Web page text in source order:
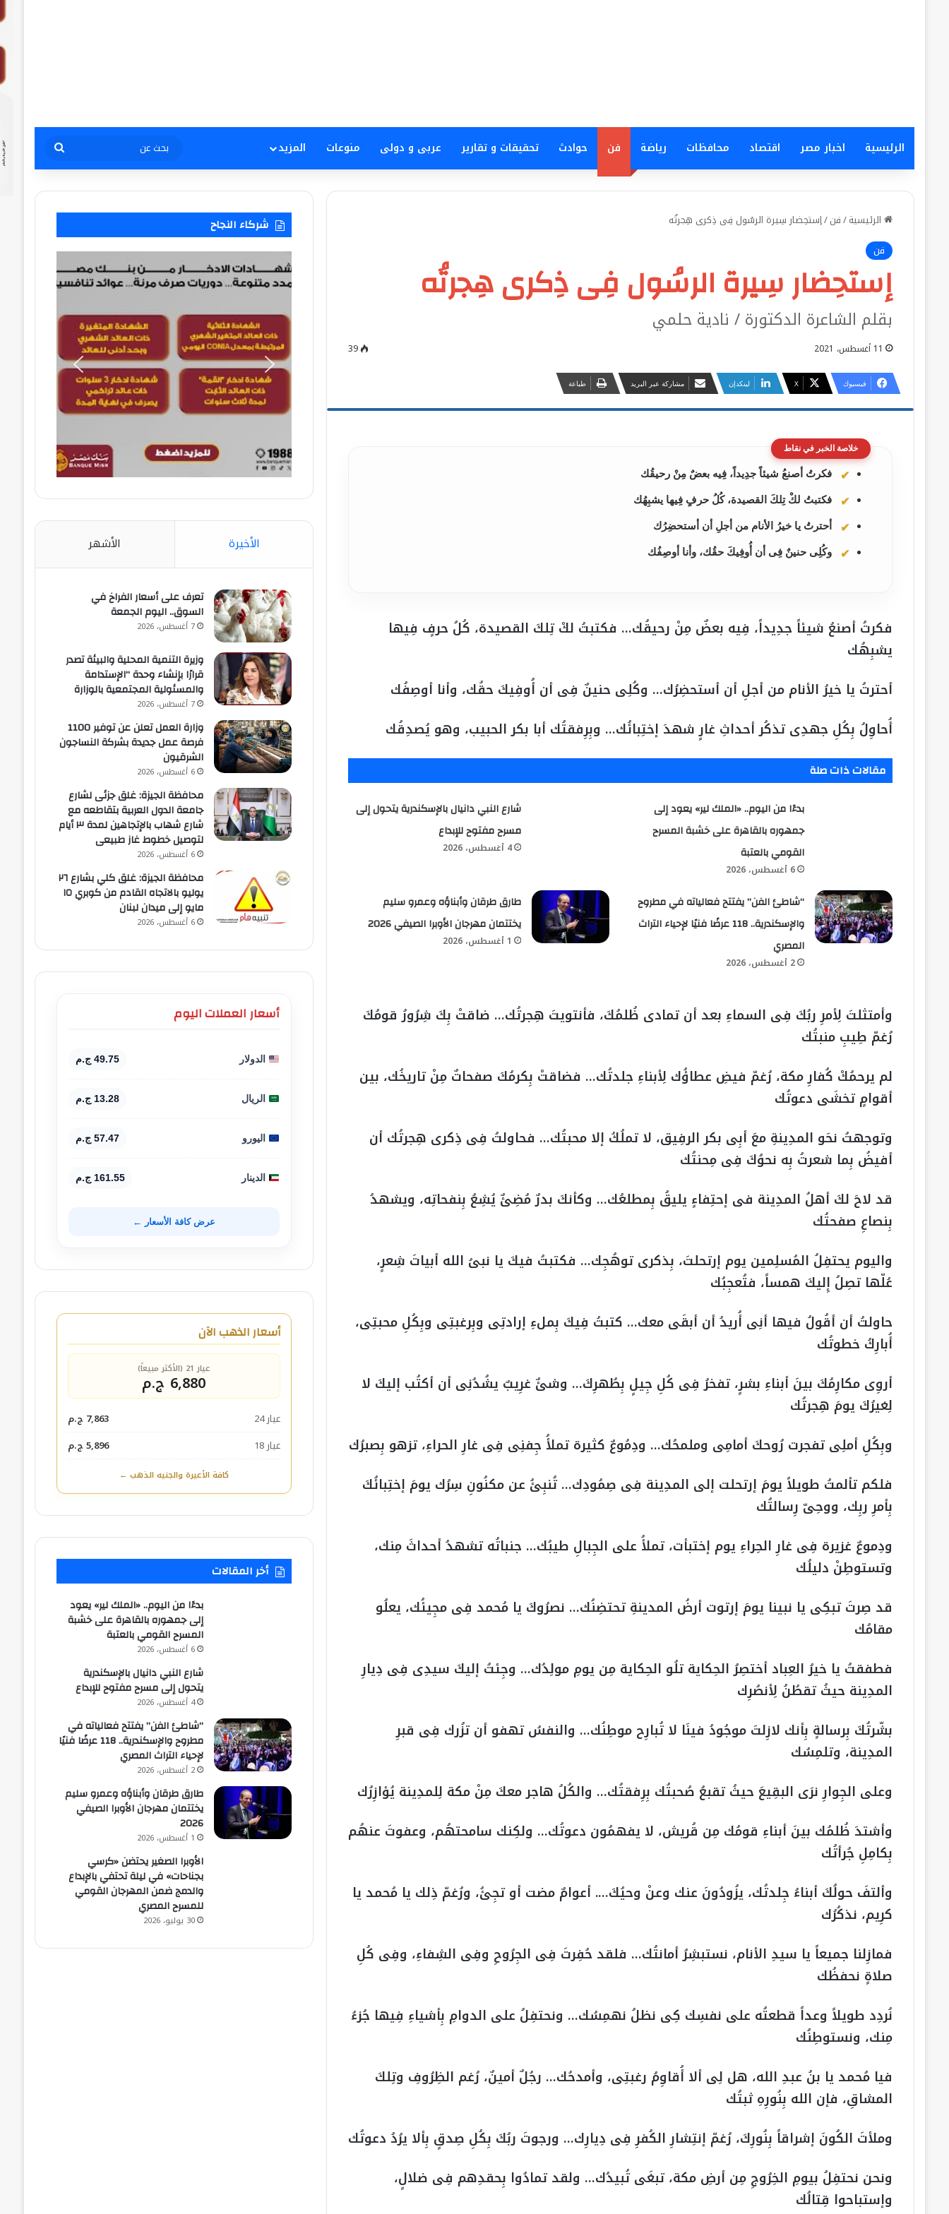
الرئيسية اخبار مصر اقتصاد محافظات رياضة فن حوادث تحقيقات و تقارير عربى و دولى منوعات المزيد
بحث
عن
الرئيسية/فن/إستحِضار سِيرة الرسُول فِى ذِكرى هِجرتُه
فن
إستحِضار سِيرة الرسُول فِى ذِكرى هِجرتُه
بقلم الشاعرة الدكتورة / نادية حلمي
11 أغسطس، 2021 39
فيسبوك ‫X لينكدإن مشاركة عبر البريد طباعة
خلاصة الخبر في نقاط
فكرتُ أصنعُ شيئاً جدِيداً، فِيه بعضٌ مِنْ رحيقُك
فكتبتُ لكْ تِلكَ القصيدة، كُلُ حرفٍ فِيها يشبِهُك
أحترتُ يا خيرُ الأنام من أجلِ أن أستحضِرُك
وكُلِى حنينٌ فِى أن أُوفِيكَ حقُك، وأنا أوصِفُك
فكرتُ أصنعُ شيئاً جدِيداً، فِيه بعضٌ مِنْ رحيقُك… فكتبتُ لكْ تِلكَ القصيدة، كُلُ حرفٍ فِيها
يشبِهُك
أحترتُ يا خيرُ الأنام من أجلِ أن أستحضِرُك… وكُلِى حنينٌ فِى أن أُوفِيكَ حقُك، وأنا أوصِفُك
أُحاوِلُ بِكُلِ جهدِى تذكُر أحداثِ غارٍ شهدَ إختِبائُك… وبِرِفقتُك أبا بكر الحبيب، وهو يُصدِقُك
مقالات ذات صلة
بدءًا من اليوم.. «الملك لير» يعود إلى
جمهوره بالقاهرة على خشبة المسرح
القومي بالعتبة
6 أغسطس، 2026
شارع النبي دانيال بالإسكندرية يتحول إلى
مسرح مفتوح للإبداع
4 أغسطس، 2026
“شاطئ الفن” يفتتح فعالياته في مطروح
والإسكندرية.. 118 عرضًا فنيًا لإحياء التراث
المصري
2 أغسطس، 2026
طارق طرقان وأبناؤه وعمرو سليم
يختتمان مهرجان الأوبرا الصيفي 2026
1 أغسطس، 2026
وأمتثلتَ لِأمرِ ربُكَ فِى السماءِ بعد أن تمادى ظُلمُكَ، فأنتويتَ هِجرتُك… ضاقتْ بِكَ شِرُورُ قومُكَ
رُغمّ طِيبِ منبتُك
لم يرحمُكْ كُفارِ مكة، رُغمّ فيضِ عطاؤُك لِأبناءِ جلدتُك… فضاقتْ بِكرمُكَ صفحاتٌ مِنْ تاريخُك، بين
أقوامٍ تخشَى دعوتُك
وتوجهتُ نحَو المدِينةِ معَ أبِى بكر الرفِيق، لا تملُكُ إلا محبتُك… فحاولتُ فِى ذِكرى هِجرتُك أن
أفيضُ بِما شعرتُ بِه نحوُكَ فِى مِحنتُك
قد لاحَ لكَ أهلُ المدِينة فى إحتِفاءٍ يليقُ بِمطلعُك… وكأنكَ بدرٌ مُضِئٌ يُشِعُ بِنفحاتِه، ويشهدُ
بِنصاعِ صفحتُك
واليوم يحتفِلُ المُسلِمين يوم إرتحلتَ، بِذكرى توهُجِك… فكتبتُ فيكَ يا نبىُ الله أبياتَ شِعرٍ،
عُلّها تصِلُ إِليكَ همساً، فتُعجِبُك
حاولتُ أن أقُولُ فيها أنِى أُريدُ أن أبقَى معك… كتبتُ فِيكَ بِملءِ إرادتِى وبِرغبتِى وبِكُلِ محبتِى،
أُبارِكُ خطوتُك
أروِى مكارِمُكَ بينَ أبناءِ بشرٍ، تفخرُ فِى كُلِ جِيلٍ بِطُهرِكَ… وشئٌ غرِيبٌ يشُدُنِى أن أكتُب إليكَ لا
لِغيرُكَ يومَ هِجرتُك
وبِكُلِ أملِى تفجرت رُوحكَ أمامِى وملمحُك… ودِمُوعٌ كثيرة تملأُ جِفنِى فِى غارِ الحراءِ، تزهو بِصبرُك
فلكم تألمتُ طويلاً يومَ إرتحلت إلى المدِينة فِى صِمُودِك… تُنبِئُ عن مكنُونِ سِرُك يومَ إختِبائُكَ
بِأمرِ ربِك، ووحِىّ رِسالتُك
ودِموعٌ غزيرة فِى غارِ الحِراءِ يوم إختبأت، تملأُ على الجِبالِ طيبُك… جنباتُه تشهدُ أحداثَ مِنك،
وتستوطِنْ دليلُك
قد صِرتَ تبكِى يا نبينا يومَ إرتوت أرضُ المدينةِ تحتضِنُك… نصرُوكَ يا مُحمد فِى مجِيئُك، يعلُو
مقامُك
فطفقتُ يا خيرُ العِباد أختصِرُ الحِكاية تلُو الحِكاية مِن يومِ مولِدُك… وجِئتُ إليكَ سيدِى فِى دِيارِ
المدِينة حيثُ تقطُنُ لِأنصُرِك
بشّرتُكَ بِرسالةٍ بِأنك لازِلتَ موجُودُ فينَا لا تُبارِح موطِنُك… والنفسُ تهفو أن تزُرك فِى قبرِ
المدِينة، وتلمِسُك
وعلى الجِوارِ نرَى البقِيعَ حيثُ تقبعُ صُحبتُك بِرِفقتُك… والكُلُ هاجر معكَ مِنْ مكة لِلمدِينة يُؤازِرُك
وأشتدَ ظُلمُك بينَ أبناءِ قومُك مِن قُريش، لا يفهمُون دعوتُك… ولكِنك سامحتهُم، وعفوتَ عنهُم
بِكامِلِ جُرأتُك
وألتفَ حولُكَ أبناءُ جِلدتُك، يزُودُونَ عنك وعنْ وحيُكَ…. أعوامٌ مضت أو تجِئُ، ورُغمّ ذِلك يا مُحمد يا
كرِيم، نذكُرُك
فمازِلنا جميعاً يا سيدِ الأنام، نستبشِرُ أمانتُك… فلقد حُفِرتَ فِى الجِرُوحِ وفِى الشِفاءِ، وفِى كُلِ
صلاةٍ نحفظُك
نُردِد طويلاً وعداً قطعتُه على نفسِك كِى نظلُ نهمِسُك… ونحتفِلُ على الدوامِ بِأشياءِ فِيها جُزءُ
مِنك، ونستوطِنُك
فيا مُحمد يا بنُ عبدِ الله، هل لِى ألا أُقاوِمُ رغبتِى، وأمدحُك… رجُلٌ أمينٌ، رُغم الظِرُوفِ وتِلكَ
المشاقِ، فإن الله بِنُورِهِ ثبتُك
وملأتَ الكُونَ إشراقاً بِنُورِكَ، رُغمّ إنتِشارِ الكُفرِ فِى دِيارِك… ورجوتَ ربُكَ بِكُلِ صِدقٍ بِألا يرُدُ دعوتُك
ونحن نحتفِلُ بيومِ الخِرُوجِ مِن أرضِ مكة، تبغَى تُبيدُك… ولقد تمادُوا بِحقدِهم فِى ضلالٍ،
وإستباحوا قِتالُك
شركاء النجاح
الأخيرة الأشهر
تعرف على أسعار الفراخ في
السوق.. اليوم الجمعة
7 أغسطس، 2026
وزيرة التنمية المحلية والبيئة تصدر
قرارًا بإنشاء وحدة “الإستدامة
والمسئولية المجتمعية بالوزارة
7 أغسطس، 2026
وزارة العمل تعلن عن توفير 1100
فرصة عمل جديدة بشركة النساجون
الشرقيون
6 أغسطس، 2026
محافظة الجيزة: غلق جزئى لشارع
جامعة الدول العربية بتقاطعه مع
شارع شهاب بالإتجاهين لمدة ٣ أيام
لتوصيل خطوط غاز طبيعى
6 أغسطس، 2026
محافظة الجيزة: غلق كلي بشارع ٢٦
يوليو بالاتجاه القادم من كوبري ١٥
مايو إلى ميدان لبنان
6 أغسطس، 2026
أسعار العملات اليوم
الدولار 49.75 ج.م
الريال 13.28 ج.م
اليورو 57.47 ج.م
الدينار 161.55 ج.م
عرض كافة الأسعار ←
أسعار الذهب الآن
عيار 21 (الأكثر مبيعاً)
6,880 ج.م
عيار 24
7,863 ج.م
عيار 18
5,896 ج.م
كافة الأعيرة والجنيه الذهب ←
أخر المقالات
بدءًا من اليوم.. «الملك لير» يعود
إلى جمهوره بالقاهرة على خشبة
المسرح القومي بالعتبة
6 أغسطس، 2026
شارع النبي دانيال بالإسكندرية
يتحول إلى مسرح مفتوح للإبداع
4 أغسطس، 2026
“شاطئ الفن” يفتتح فعالياته في
مطروح والإسكندرية.. 118 عرضًا فنيًا
لإحياء التراث المصري
2 أغسطس، 2026
طارق طرقان وأبناؤه وعمرو سليم
يختتمان مهرجان الأوبرا الصيفي
2026
1 أغسطس، 2026
الأوبرا الصغير يحتضن «كرسي
بجناحات» في ليلة تحتفي بالإبداع
والدمج ضمن المهرجان القومي
للمسرح المصري
30 يوليو، 2026